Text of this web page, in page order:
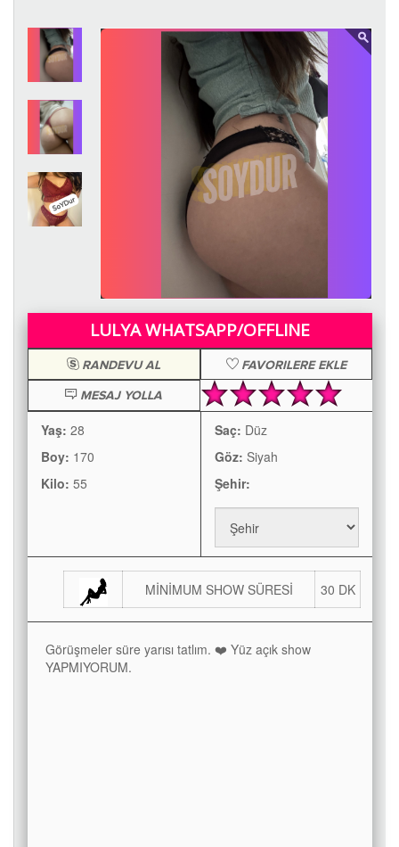
LULYA WHATSAPP/OFFLINE
RANDEVU AL
FAVORILERE EKLE
MESAJ YOLLA
Yaş: 28
Boy: 170
Kilo: 55
Saç: Düz
Göz: Siyah
Şehir:
MİNİMUM SHOW SÜRESİ 30 DK
Görüşmeler süre yarısı tatlım. ❤️ Yüz açık show
YAPMIYORUM.